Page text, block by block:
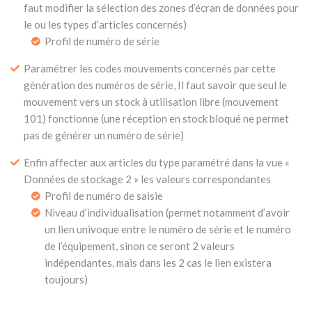
faut modifier la sélection des zones d’écran de données pour
le ou les types d’articles concernés)
Profil de numéro de série
Paramétrer les codes mouvements concernés par cette
génération des numéros de série, Il faut savoir que seul le
mouvement vers un stock à utilisation libre (mouvement
101) fonctionne (une réception en stock bloqué ne permet
pas de générer un numéro de série)
Enfin affecter aux articles du type paramétré dans la vue «
Données de stockage 2 » les valeurs correspondantes
Profil de numéro de saisie
Niveau d’individualisation (permet notamment d’avoir
un lien univoque entre le numéro de série et le numéro
de l’équipement, sinon ce seront 2 valeurs
indépendantes, mais dans les 2 cas le lien existera
toujours)